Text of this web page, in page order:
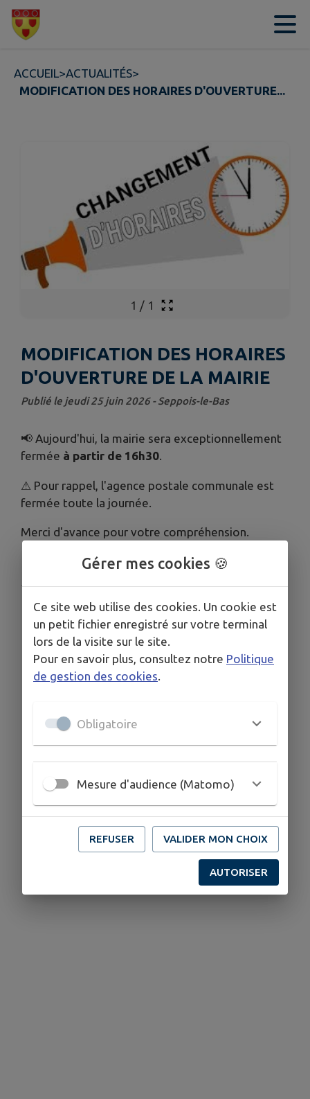
Contenu
ACCUEIL>ACTUALITÉS>
MODIFICATION DES HORAIRES D'OUVERTURE...
1 / 1
MODIFICATION DES HORAIRES
D'OUVERTURE DE LA MAIRIE
Publié le jeudi 25 juin 2026 - Seppois-le-Bas
📢 Aujourd'hui, la mairie sera exceptionnellement
fermée à partir de 16h30.
⚠ Pour rappel, l'agence postale communale est
fermée toute la journée.
Merci d'avance pour votre compréhension.
Gérer mes cookies 🍪
Ce site web utilise des cookies. Un cookie est
un petit fichier enregistré sur votre terminal
lors de la visite sur le site.
Pour en savoir plus, consultez notre Politique
de gestion des cookies.
Obligatoire
Mesure d'audience (Matomo)
REFUSER VALIDER MON CHOIX
AUTORISER